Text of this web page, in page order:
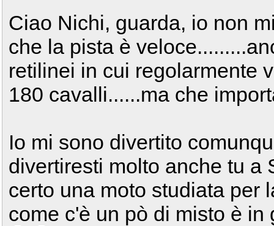
Ciao Nichi, guarda, io non
che la pista è
retilinei in cui regolarmente
180 cavalli......ma che
Io mi sono divertito
divertiresti molto anche tu a
certo una moto studiata per
come c'è un pò di misto è